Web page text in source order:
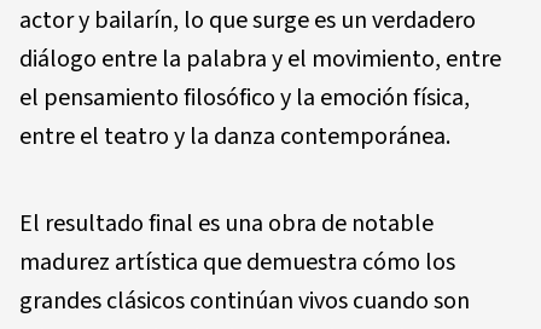
actor y bailarín, lo que surge es un verdadero
diálogo entre la palabra y el movimiento, entre
el pensamiento filosófico y la emoción física,
entre el teatro y la danza contemporánea.
El resultado final es una obra de notable
madurez artística que demuestra cómo los
grandes clásicos continúan vivos cuando son